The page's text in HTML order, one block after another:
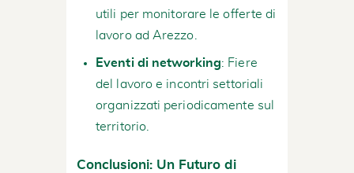
utili per monitorare le offerte di
lavoro ad Arezzo.
Eventi di networking: Fiere
del lavoro e incontri settoriali
organizzati periodicamente sul
territorio.
Conclusioni: Un Futuro di